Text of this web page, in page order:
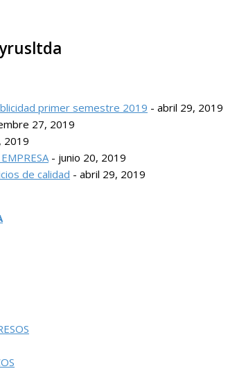
primer semestre 2019 - abril 29, 2019
27, 2019
2019
- junio 20, 2019
de calidad - abril 29, 2019